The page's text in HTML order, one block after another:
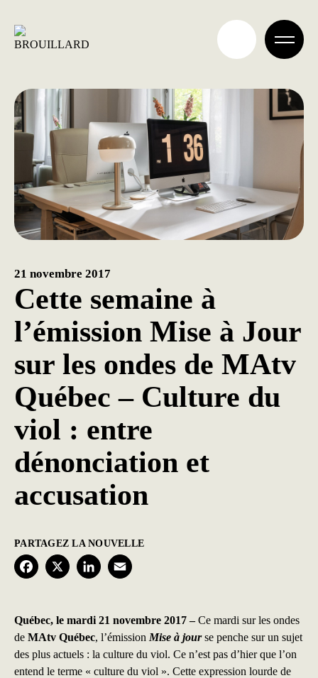
contenu
Cette semaine à
l’émission Mise à Jour
sur les ondes de MAtv
Québec – Culture du
viol : entre
dénonciation et
accusation
21 novembre 2017
PARTAGEZ LA NOUVELLE
F
c
e
b
X
L
n
k
e
a
i
Québec, le mardi 21 novembre 2017 –Ce mardi sur les ondes
de MAtv Québec, l’émission Mise à jourse penche sur un sujet
des plus actuels : la culture du viol. Ce n’est pas d’hier que l’on
entend le terme « culture du viol ». Cette expression lourde de